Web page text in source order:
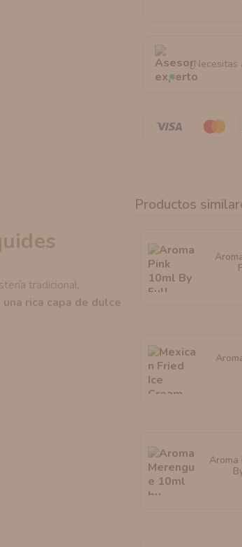
tradicional,
una rica capa de dulce
Productos
Aroma